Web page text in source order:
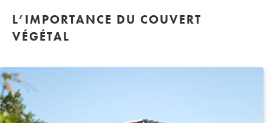
L’IMPORTANCE DU COUVERT
VÉGÉTAL